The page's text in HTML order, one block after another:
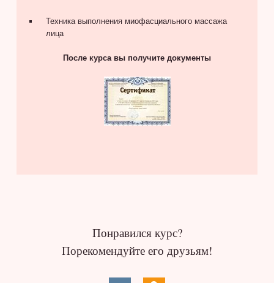
Техника выполнения миофасциального массажа
лица
После курса вы получите документы
Понравился курс?
Порекомендуйте его друзьям!